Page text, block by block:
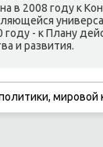
в 2008 году к
- к Плану
и развития.
мировой